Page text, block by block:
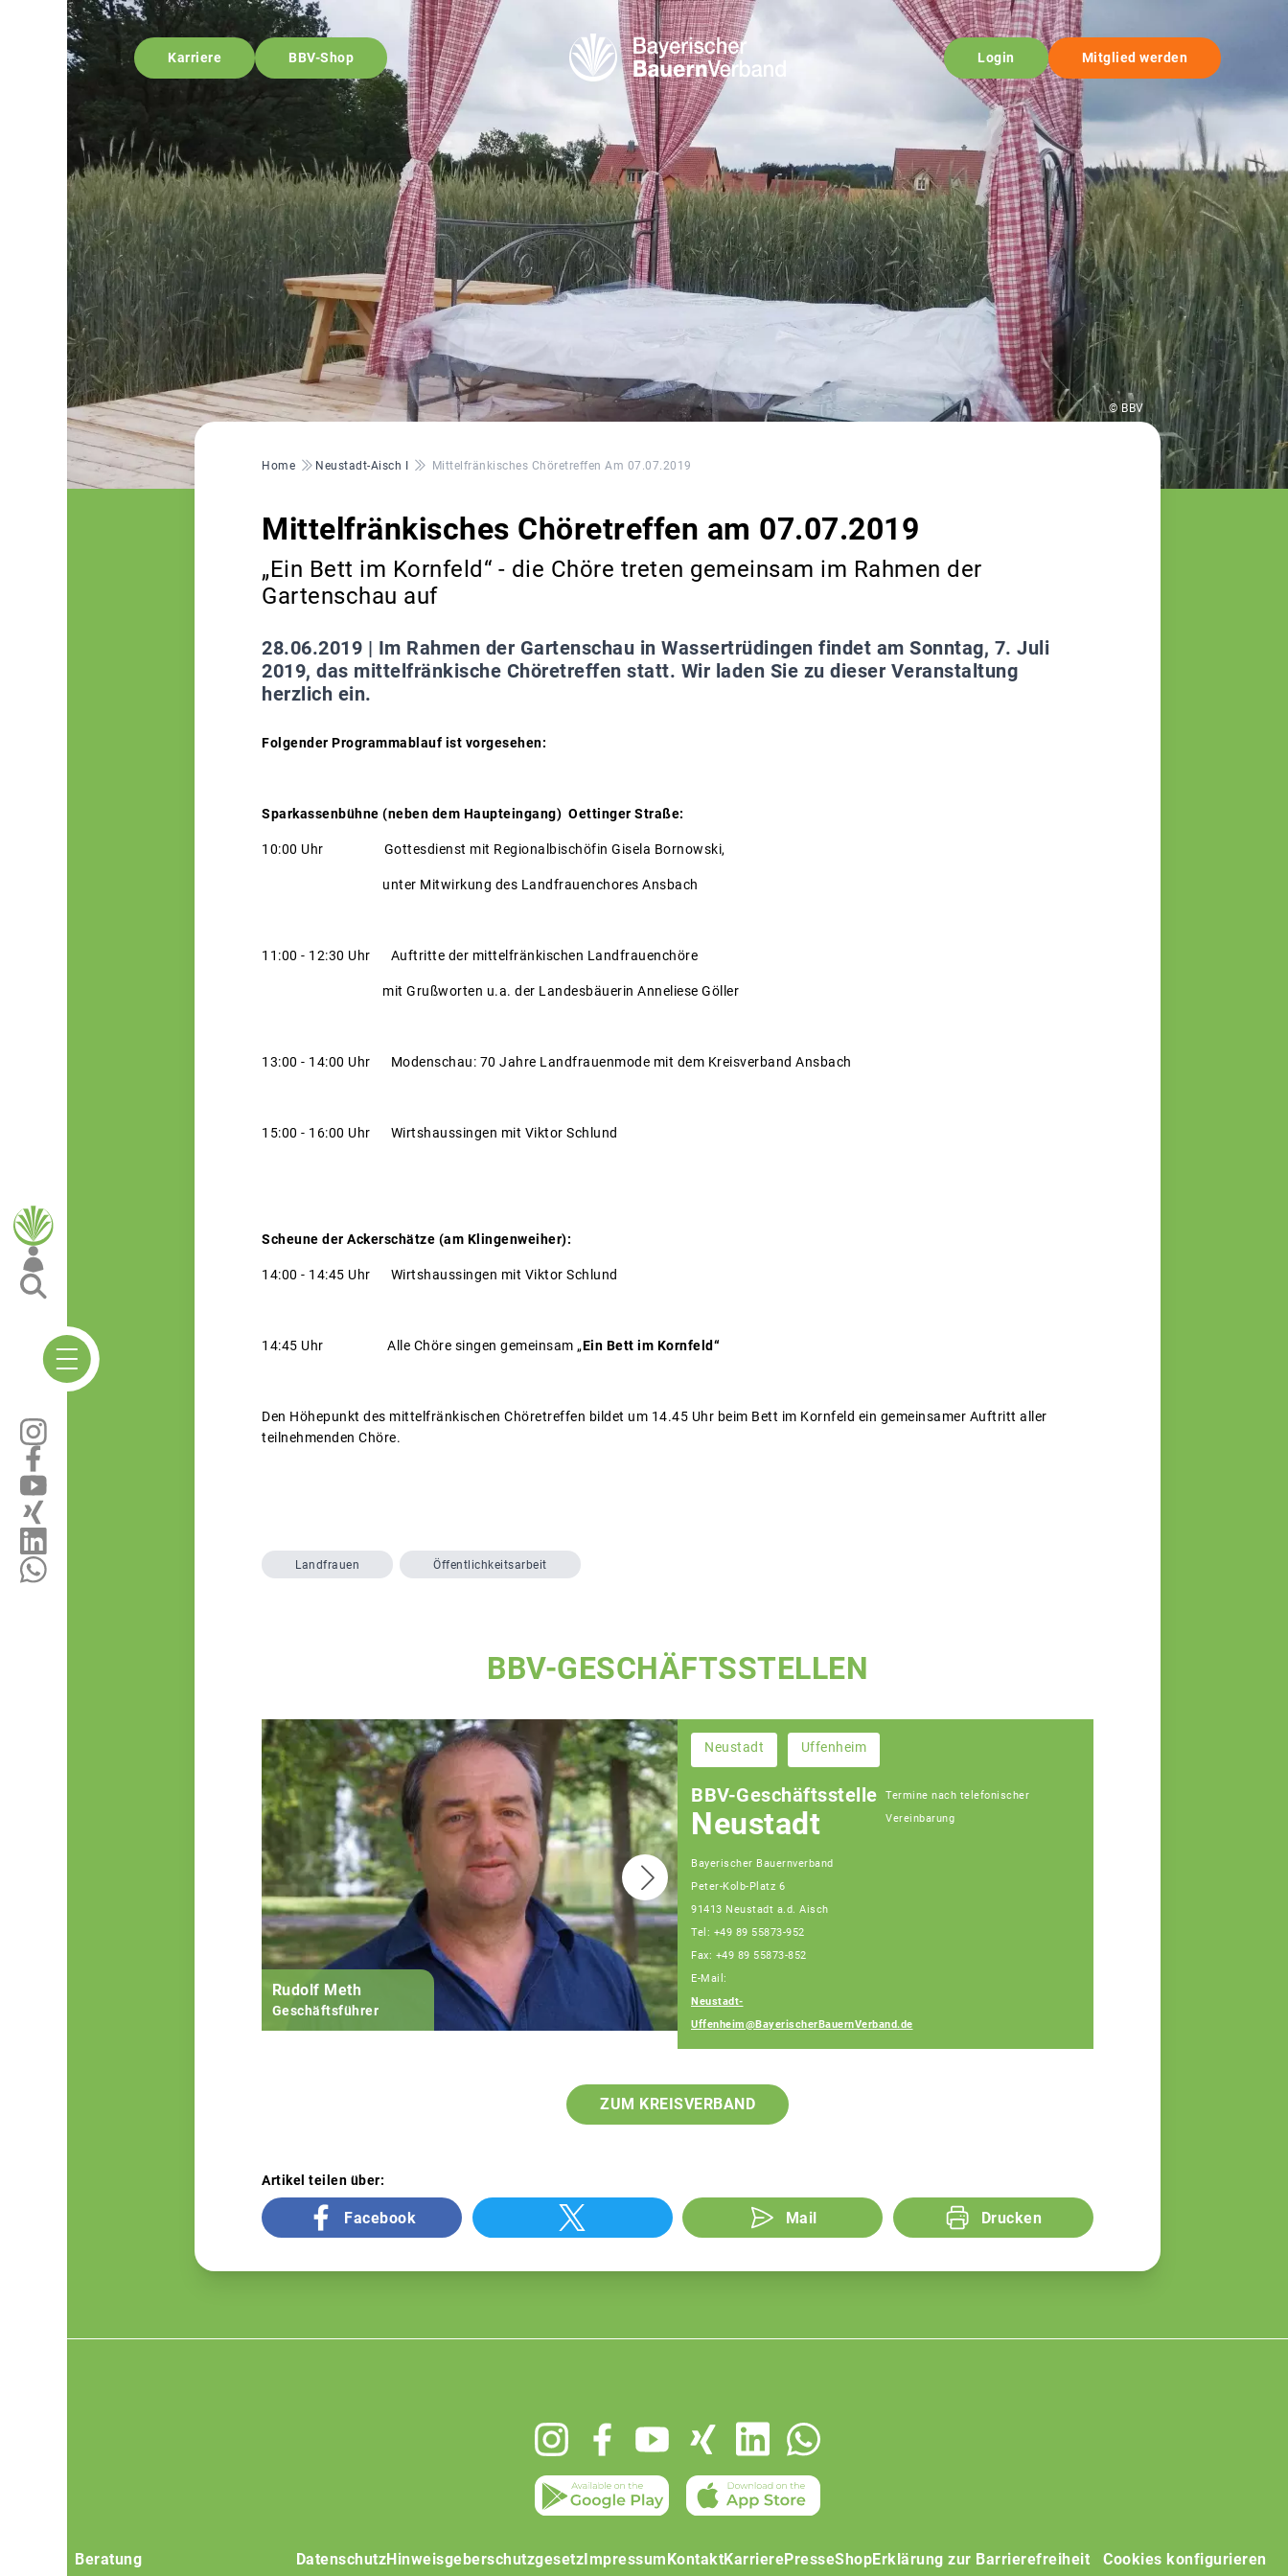
Karriere BBV-Shop Login Mitglied werden
© BBV
Pfadnavigation
Home Neustadt-Aisch I Mittelfränkisches Chöretreffen Am 07.07.2019
Mittelfränkisches Chöretreffen am 07.07.2019
„Ein Bett im Kornfeld“ - die Chöre treten gemeinsam im Rahmen der
Gartenschau auf
28.06.2019 | Im Rahmen der Gartenschau in Wassertrüdingen findet am Sonntag, 7. Juli
2019, das mittelfränkische Chöretreffen statt. Wir laden Sie zu dieser Veranstaltung
herzlich ein.
Folgender Programmablauf ist vorgesehen:
Sparkassenbühne (neben dem Haupteingang) Oettinger Straße:
10:00 Uhr Gottesdienst mit Regionalbischöfin Gisela Bornowski,
unter Mitwirkung des Landfrauenchores Ansbach
11:00 - 12:30 Uhr Auftritte der mittelfränkischen Landfrauenchöre
mit Grußworten u.a. der Landesbäuerin Anneliese Göller
13:00 - 14:00 Uhr Modenschau: 70 Jahre Landfrauenmode mit dem Kreisverband Ansbach
15:00 - 16:00 Uhr Wirtshaussingen mit Viktor Schlund
Scheune der Ackerschätze (am Klingenweiher):
14:00 - 14:45 Uhr Wirtshaussingen mit Viktor Schlund
14:45 Uhr Alle Chöre singen gemeinsam „Ein Bett im Kornfeld“
Den Höhepunkt des mittelfränkischen Chöretreffen bildet um 14.45 Uhr beim Bett im Kornfeld ein gemeinsamer Auftritt aller
teilnehmenden Chöre.
Landfrauen Öffentlichkeitsarbeit
BBV-GESCHÄFTSSTELLEN
Rudolf Meth
Geschäftsführer Fachberater
Neustadt Uffenheim
BBV-Geschäftsstelle
Neustadt
Bayerischer Bauernverband
Peter-Kolb-Platz 6
91413 Neustadt a.d. Aisch
Tel: +49 89 55873-952
Fax: +49 89 55873-852
E-Mail:
Neustadt-
Uffenheim@BayerischerBauernVerband.de
Termine nach telefonischer
Vereinbarung
ZUM KREISVERBAND
Artikel teilen über:
Facebook Mail Drucken
Beratung DatenschutzHinweisgeberschutzgesetz Impressum KontaktKarrierePresseShopErklärung zur Barrierefreiheit Cookies konfigurieren